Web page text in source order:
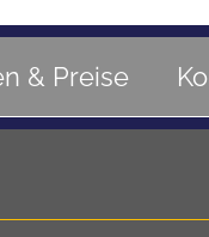
& Preise